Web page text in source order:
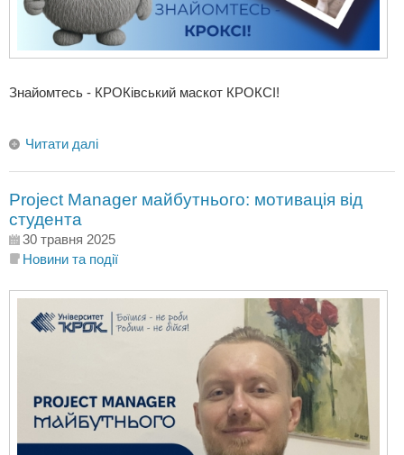
Знайомтесь - КРОКівський маскот КРОКСІ!
Читати далі
Project Manager майбутнього: мотивація від
студента
30 травня 2025
Новини та події